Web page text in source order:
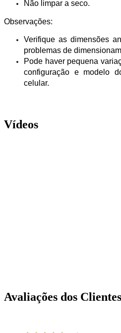
Não limpar a seco.
Observações:
Verifique as dimensões
problemas de
Pode haver pequena
configuração e modelo
celular.
Vídeos
Avaliações dos Clientes